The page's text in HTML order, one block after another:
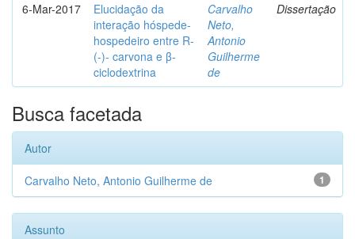
6-Mar-2017
Elucidação da
interação hóspede-
hospedeiro entre R-
(-)- carvona e β-
ciclodextrina
Carvalho
Neto,
Antonio
Guilherme
de
Dissertação
Busca facetada
Autor
1
Carvalho Neto, Antonio Guilherme de
Assunto